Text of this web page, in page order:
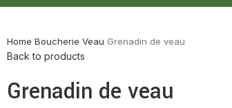
Home Boucherie Veau Grenadin de veau
Back to products
Grenadin de veau